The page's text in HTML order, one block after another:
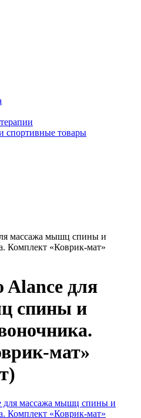
спортивные товары
массажа мышц спины и
Комплект «Коврик-мат»
Alance для
спины и
мат»